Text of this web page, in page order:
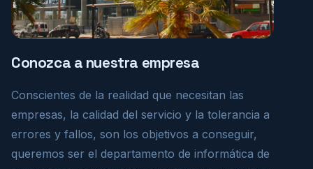
Conozca a nuestra empresa
Conscientes de la realidad que necesitan las
empresas, la calidad del servicio y la tolerancia a
errores y fallos, son los objetivos a conseguir,
queremos ser el departamento de informática de